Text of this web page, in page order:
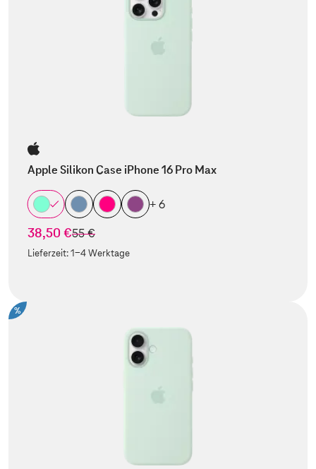
Apple Silikon Case iPhone 16 Pro Max
+ 6
38,50 €statt
55 €
Lieferzeit:1-4 Werktage
%